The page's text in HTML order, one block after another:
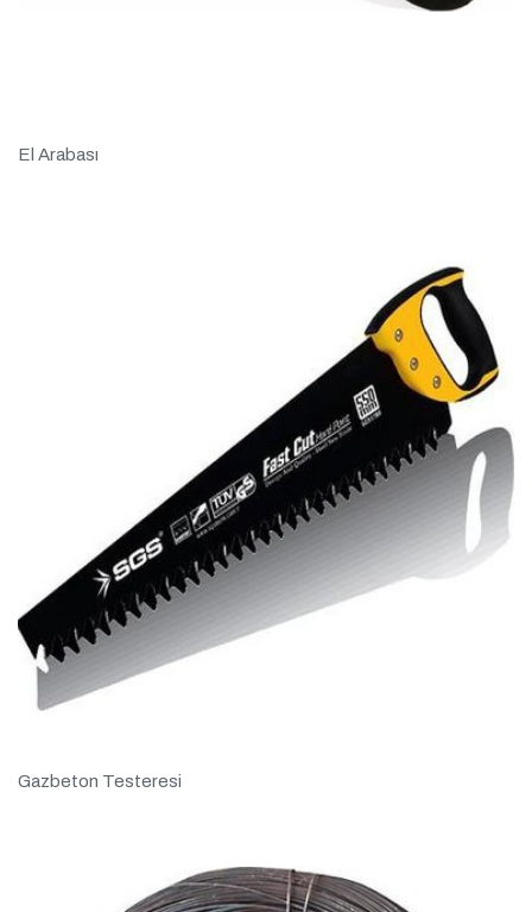
El Arabası
Gazbeton Testeresi